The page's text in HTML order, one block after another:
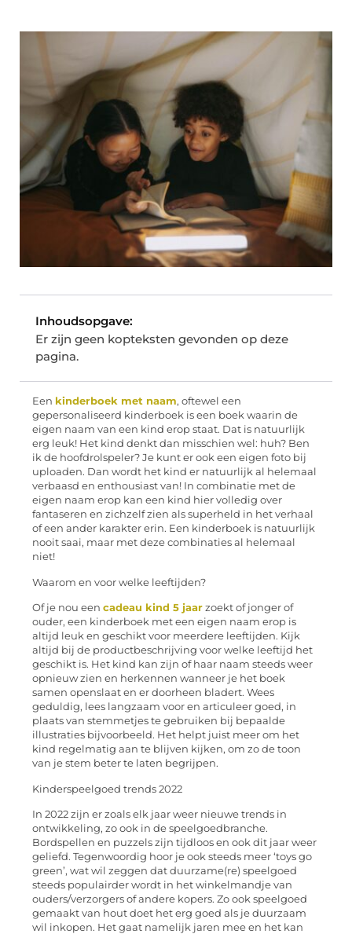
Inhoudsopgave:
Er zijn geen kopteksten gevonden op deze
pagina.
Een kinderboek met naam, oftewel een
gepersonaliseerd kinderboek is een boek waarin de
eigen naam van een kind erop staat. Dat is natuurlijk
erg leuk! Het kind denkt dan misschien wel: huh? Ben
ik de hoofdrolspeler? Je kunt er ook een eigen foto bij
uploaden. Dan wordt het kind er natuurlijk al helemaal
verbaasd en enthousiast van! In combinatie met de
eigen naam erop kan een kind hier volledig over
fantaseren en zichzelf zien als superheld in het verhaal
of een ander karakter erin. Een kinderboek is natuurlijk
nooit saai, maar met deze combinaties al helemaal
niet!
Waarom en voor welke leeftijden?
Of je nou een cadeau kind 5 jaar zoekt of jonger of
ouder, een kinderboek met een eigen naam erop is
altijd leuk en geschikt voor meerdere leeftijden. Kijk
altijd bij de productbeschrijving voor welke leeftijd het
geschikt is. Het kind kan zijn of haar naam steeds weer
opnieuw zien en herkennen wanneer je het boek
samen openslaat en er doorheen bladert. Wees
geduldig, lees langzaam voor en articuleer goed, in
plaats van stemmetjes te gebruiken bij bepaalde
illustraties bijvoorbeeld. Het helpt juist meer om het
kind regelmatig aan te blijven kijken, om zo de toon
van je stem beter te laten begrijpen.
Kinderspeelgoed trends 2022
In 2022 zijn er zoals elk jaar weer nieuwe trends in
ontwikkeling, zo ook in de speelgoedbranche.
Bordspellen en puzzels zijn tijdloos en ook dit jaar weer
geliefd. Tegenwoordig hoor je ook steeds meer ‘toys go
green’, wat wil zeggen dat duurzame(re) speelgoed
steeds populairder wordt in het winkelmandje van
ouders/verzorgers of andere kopers. Zo ook speelgoed
gemaakt van hout doet het erg goed als je duurzaam
wil inkopen. Het gaat namelijk jaren mee en het kan